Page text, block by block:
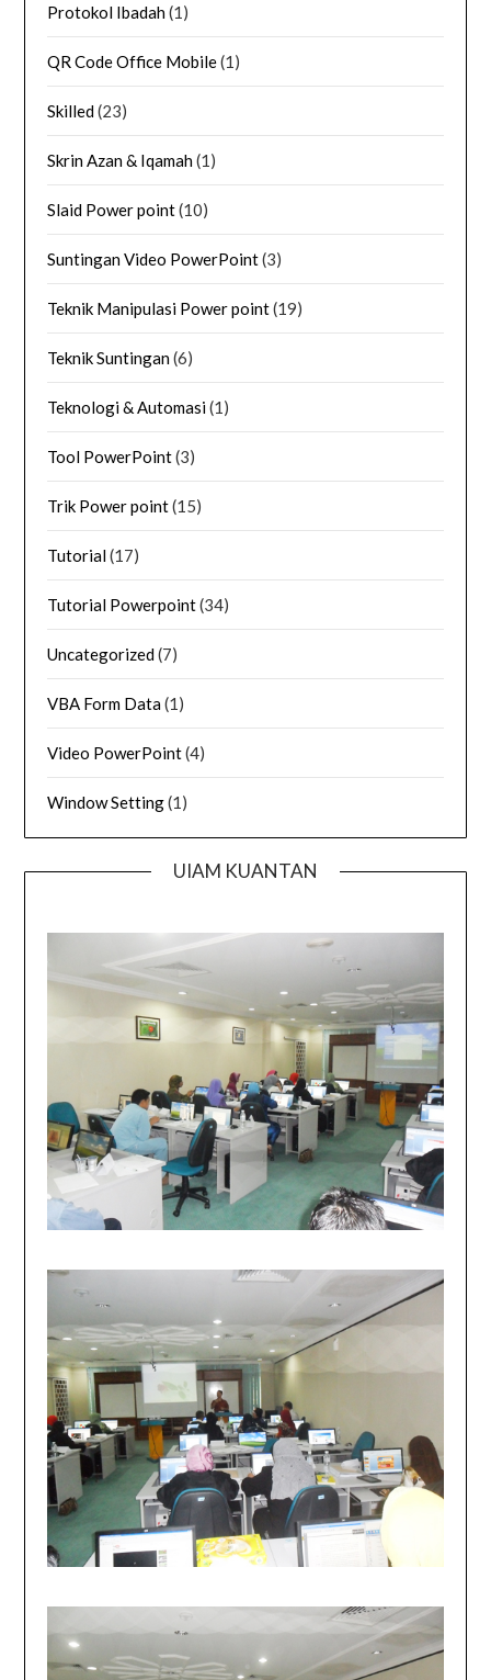
Protokol Ibadah(1)
QR Code Office Mobile(1)
Skilled(23)
Skrin Azan & Iqamah(1)
Slaid Power point(10)
Suntingan Video PowerPoint(3)
Teknik Manipulasi Power point(19)
Teknik Suntingan(6)
Teknologi & Automasi(1)
Tool PowerPoint(3)
Trik Power point(15)
Tutorial(17)
Tutorial Powerpoint(34)
Uncategorized(7)
VBA Form Data(1)
Video PowerPoint(4)
Window Setting(1)
UIAM KUANTAN